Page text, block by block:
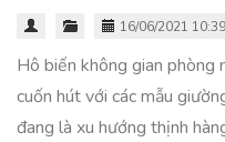
16/06/2021
Hô biến không gian phòng
cuốn hút với các mẫu
đang là xu hướng thịnh